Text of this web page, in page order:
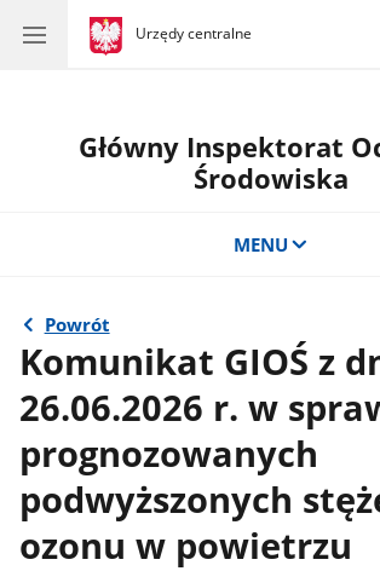
gov.pl
Urzędy centralne
gov.pl
Urzędy
Główny Inspektorat
Środowiska
MENU
Powrót
Komunikat GIOŚ z
26.06.2026 r. w
prognozowanych
podwyższonych
ozonu w powietrzu